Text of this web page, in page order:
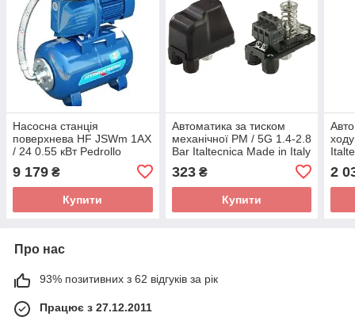
Насосна станція
поверхнева HF JSWm 1АХ
/ 24 0.55 кВт Pedrollo
9 179 ₴
Купити
Автоматика за тиском
механічної РМ / 5G 1.4-2.8
Bar Italtecnica Made in Italy
323₴
Купити
2
Про нас
93% позитивних з 62 відгуків за рік
Працює з 27.12.2011